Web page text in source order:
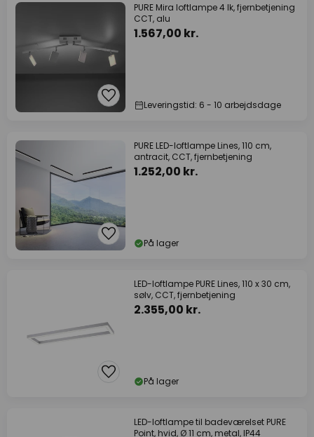
PURE Mira loftlampe 4 lk, fjernbetjening
CCT, alu
1.567,00 kr.
Leveringstid: 6 - 10 arbejdsdage
PURE LED-loftlampe Lines, 110 cm,
antracit, CCT, fjernbetjening
1.252,00 kr.
På lager
LED-loftlampe PURE Lines, 110 x 30 cm,
sølv, CCT, fjernbetjening
2.355,00 kr.
På lager
LED-loftlampe til badeværelset PURE
Point, hvid, Ø 11 cm, metal, IP44